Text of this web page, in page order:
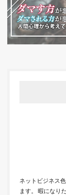
ネットビジネス
ます。 暇になり